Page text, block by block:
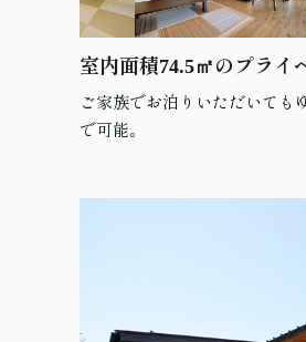
室内面積74.5㎡のプライ
ご家族でお泊りいただいても
で可能。